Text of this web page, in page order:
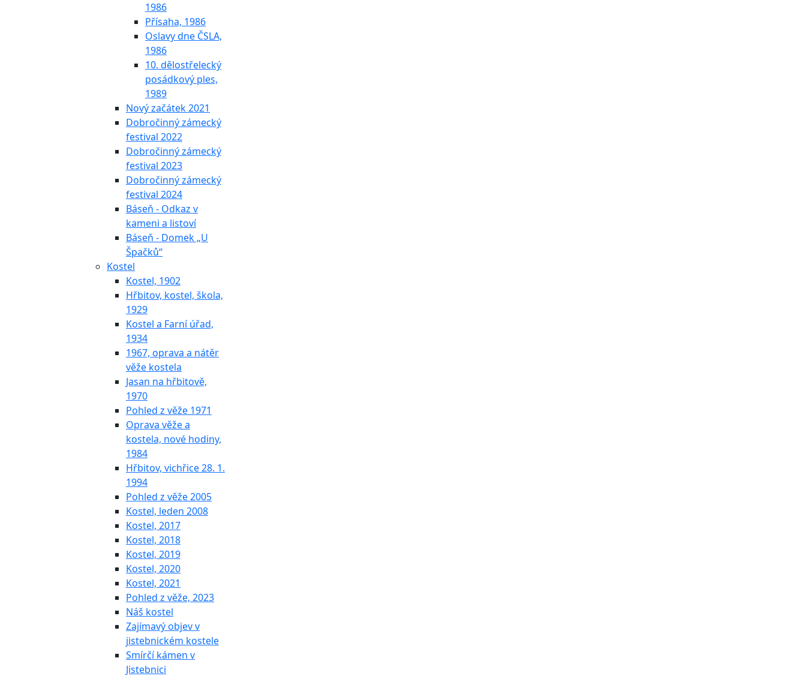
1986
Přísaha, 1986
Oslavy dne ČSLA,
1986
10. dělostřelecký
posádkový ples,
1989
Nový začátek 2021
Dobročinný zámecký
festival 2022
Dobročinný zámecký
festival 2023
Dobročinný zámecký
festival 2024
Báseň - Odkaz v
kameni a listoví
Báseň - Domek „U
Špačků“
Kostel
Kostel, 1902
Hřbitov, kostel, škola,
1929
Kostel a Farní úřad,
1934
1967, oprava a nátěr
věže kostela
Jasan na hřbitově,
1970
Pohled z věže 1971
Oprava věže a
kostela, nové hodiny,
1984
Hřbitov, vichřice 28. 1.
1994
Pohled z věže 2005
Kostel, leden 2008
Kostel, 2017
Kostel, 2018
Kostel, 2019
Kostel, 2020
Kostel, 2021
Pohled z věže, 2023
Náš kostel
Zajímavý objev v
jistebnickém kostele
Smírčí kámen v
Jistebnici